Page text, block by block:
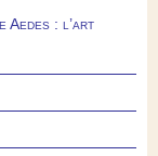
Aedes : l’art